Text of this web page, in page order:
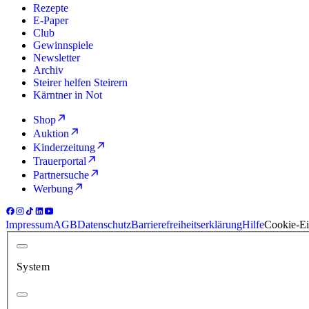
Rezepte
E-Paper
Club
Gewinnspiele
Newsletter
Archiv
Steirer helfen Steirern
Kärntner in Not
Shop
Auktion
Kinderzeitung
Trauerportal
Partnersuche
Werbung
ImpressumAGBDatenschutzBarrierefreiheitserklärungHilfeCookie-
System